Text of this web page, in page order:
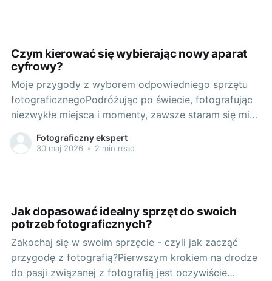
Czym kierować się wybierając nowy aparat
cyfrowy?
Moje przygody z wyborem odpowiedniego sprzętu
fotograficznegoPodróżując po świecie, fotografując
niezwykłe miejsca i momenty, zawsze staram się mieć
przy sobie odpowiedni sprzęt. To jednak nie jest takie
proste, jak mogłoby się wydawać. Wybór
Fotograficzny ekspert
30 maj 2026 • 2 min read
Jak dopasować idealny sprzęt do swoich
potrzeb fotograficznych?
Zakochaj się w swoim sprzęcie - czyli jak zacząć
przygodę z fotografią?Pierwszym krokiem na drodze
do pasji związanej z fotografią jest oczywiście